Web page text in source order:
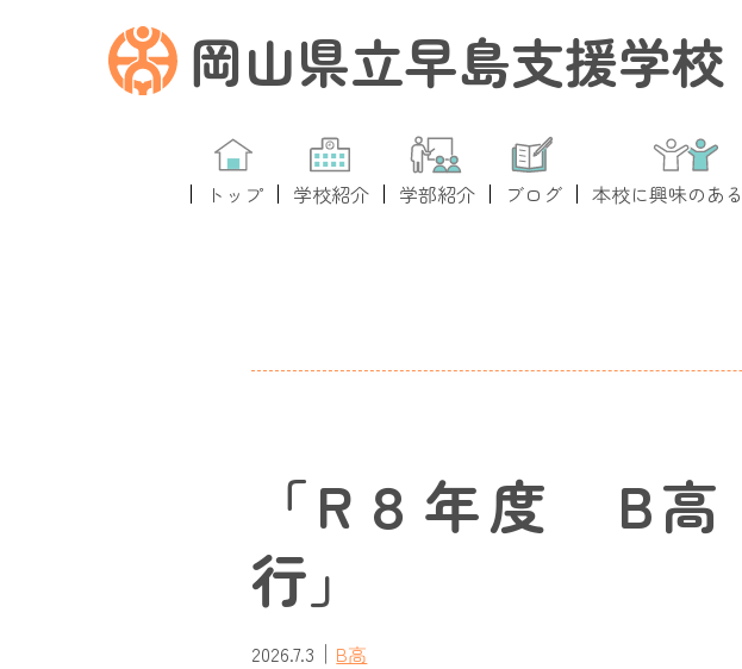
岡山県立早島支援学校
トップ 学校紹介 学部紹介 ブログ 本校に興味のあ
「R８年度 B
行」
2026.7.3 ｜ B高